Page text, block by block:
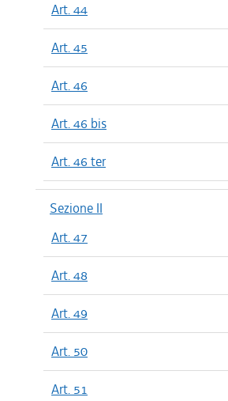
Art. 44
Art. 45
Art. 46
Art. 46 bis
Art. 46 ter
Sezione II
Art. 47
Art. 48
Art. 49
Art. 50
Art. 51